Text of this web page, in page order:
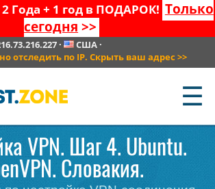
2 Года + 1 год в ПОДАРОК! Только
сегодня >>
· США·
отследить по IP. Скрыть ваш адрес >>
☰
VPN. Шаг 4. Ubuntu.
Словакия.